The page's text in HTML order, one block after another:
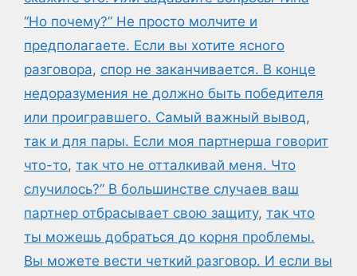
“Но почему?” Не просто молчите и
предполагаете. Если вы хотите ясного
разговора, спор не заканчивается. В конце
недоразумения не должно быть победителя
или проигравшего. Самый важный вывод,
так и для пары. Если моя партнерша говорит
что-то, так что не отталкивай меня. Что
случилось?” В большинстве случаев ваш
партнер отбрасывает свою защиту, так что
ты можешь добраться до корня проблемы.
Вы можете вести четкий разговор. И если вы